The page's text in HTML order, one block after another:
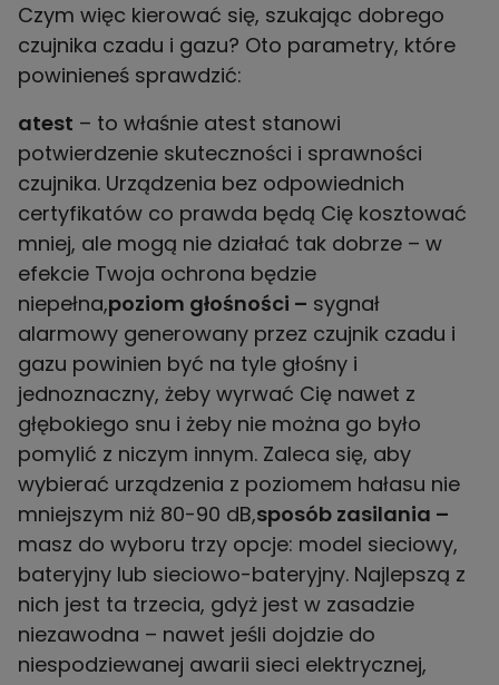
Czym więc kierować się, szukając dobrego
czujnika czadu i gazu? Oto parametry, które
powinieneś sprawdzić:
atest – to właśnie atest stanowi
potwierdzenie skuteczności i sprawności
czujnika. Urządzenia bez odpowiednich
certyfikatów co prawda będą Cię kosztować
mniej, ale mogą nie działać tak dobrze – w
efekcie Twoja ochrona będzie
niepełna,poziom głośności – sygnał
alarmowy generowany przez czujnik czadu i
gazu powinien być na tyle głośny i
jednoznaczny, żeby wyrwać Cię nawet z
głębokiego snu i żeby nie można go było
pomylić z niczym innym. Zaleca się, aby
wybierać urządzenia z poziomem hałasu nie
mniejszym niż 80-90 dB,sposób zasilania –
masz do wyboru trzy opcje: model sieciowy,
bateryjny lub sieciowo-bateryjny. Najlepszą z
nich jest ta trzecia, gdyż jest w zasadzie
niezawodna – nawet jeśli dojdzie do
niespodziewanej awarii sieci elektrycznej,